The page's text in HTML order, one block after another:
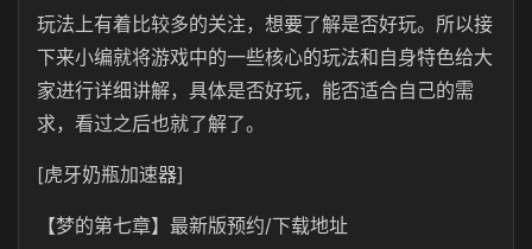
玩法上有着比较多的关注，想要了解是否好玩。所以接
下来小编就将游戏中的一些核心的玩法和自身特色给大
家进行详细讲解，具体是否好玩，能否适合自己的需
求，看过之后也就了解了。
[虎牙奶瓶加速器]
【梦的第七章】最新版预约/下载地址